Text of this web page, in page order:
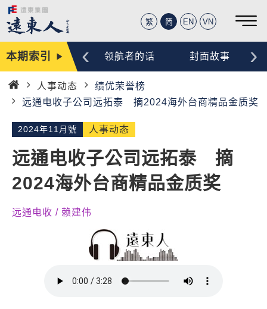
繁 简 EN VN
本期索引编辑手记 领航者的话 封面故事
‹ ›
首
人事动态
绩优荣誉榜
远通电收子公司远拓泰 摘2024海外台商精品金质奖
2024年11月號 人事动态
远通电收子公司远拓泰 摘
2024海外台商精品金质奖
远通电收 / 赖建伟